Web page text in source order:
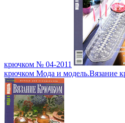
крючком № 04-2011
крючком Мода и модель.Вязание